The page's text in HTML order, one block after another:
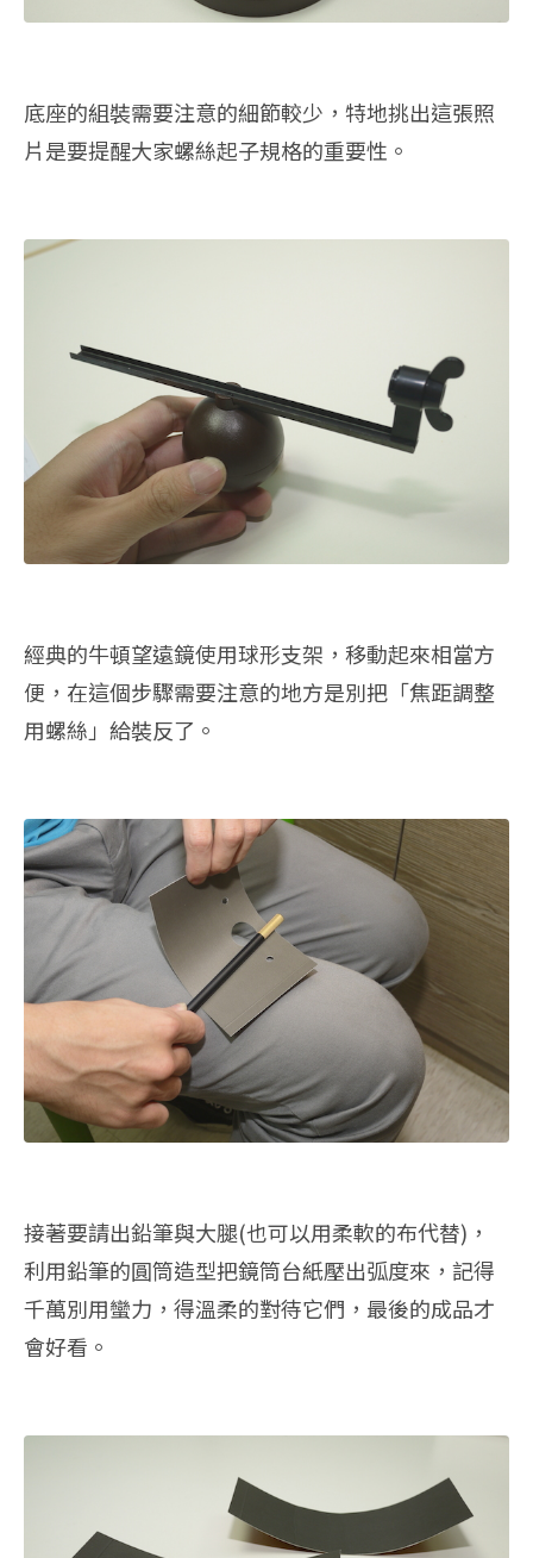
底座的組裝需要注意的細節較少，特地挑出這張照
片是要提醒大家螺絲起子規格的重要性。
經典的牛頓望遠鏡使用球形支架，移動起來相當方
便，在這個步驟需要注意的地方是別把「焦距調整
用螺絲」給裝反了。
接著要請出鉛筆與大腿(也可以用柔軟的布代替)，
利用鉛筆的圓筒造型把鏡筒台紙壓出弧度來，記得
千萬別用蠻力，得溫柔的對待它們，最後的成品才
會好看。